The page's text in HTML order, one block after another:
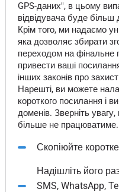
GPS-даних", в цьому
відвідувача буде
Крім того, ми надаємо
яка дозволяє збирати
переходом на
привести ваші
інших законів про
Нарешті, ви можете
короткого посилання і
доменів. Зверніть
більше не працюватиме.
Скопіюйте
Надішліть його
SMS, WhatsApp,